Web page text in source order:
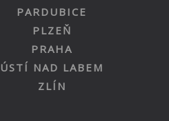
PARDUBICE
PLZEŇ
PRAHA
ÚSTÍ NAD LABEM
ZLÍN